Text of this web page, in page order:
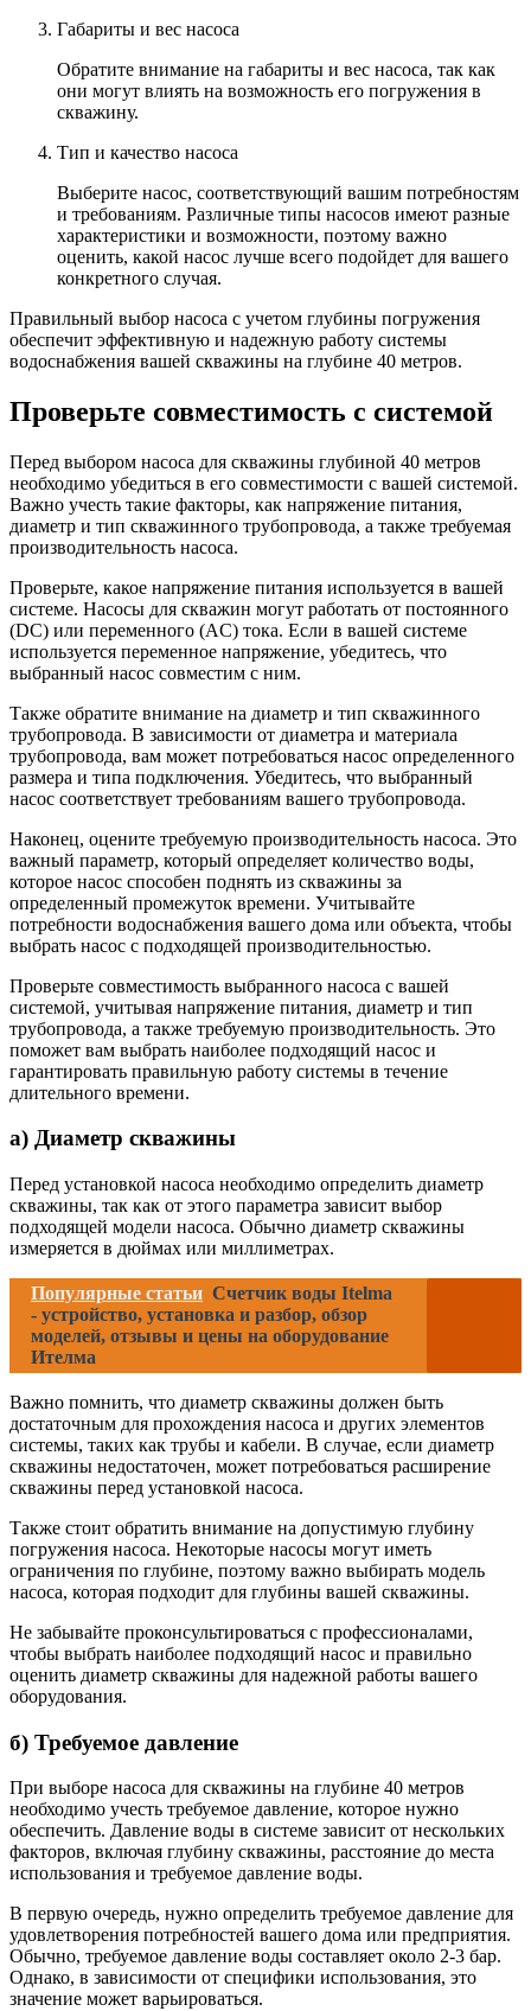
Габариты и вес насоса
Обратите внимание на габариты и вес насоса, так как
они могут влиять на возможность его погружения в
скважину.
Тип и качество насоса
Выберите насос, соответствующий вашим потребностям
и требованиям. Различные типы насосов имеют разные
характеристики и возможности, поэтому важно
оценить, какой насос лучше всего подойдет для вашего
конкретного случая.
Правильный выбор насоса с учетом глубины погружения
обеспечит эффективную и надежную работу системы
водоснабжения вашей скважины на глубине 40 метров.
Проверьте совместимость с системой
Перед выбором насоса для скважины глубиной 40 метров
необходимо убедиться в его совместимости с вашей системой.
Важно учесть такие факторы, как напряжение питания,
диаметр и тип скважинного трубопровода, а также требуемая
производительность насоса.
Проверьте, какое напряжение питания используется в вашей
системе. Насосы для скважин могут работать от постоянного
(DC) или переменного (AC) тока. Если в вашей системе
используется переменное напряжение, убедитесь, что
выбранный насос совместим с ним.
Также обратите внимание на диаметр и тип скважинного
трубопровода. В зависимости от диаметра и материала
трубопровода, вам может потребоваться насос определенного
размера и типа подключения. Убедитесь, что выбранный
насос соответствует требованиям вашего трубопровода.
Наконец, оцените требуемую производительность насоса. Это
важный параметр, который определяет количество воды,
которое насос способен поднять из скважины за
определенный промежуток времени. Учитывайте
потребности водоснабжения вашего дома или объекта, чтобы
выбрать насос с подходящей производительностью.
Проверьте совместимость выбранного насоса с вашей
системой, учитывая напряжение питания, диаметр и тип
трубопровода, а также требуемую производительность. Это
поможет вам выбрать наиболее подходящий насос и
гарантировать правильную работу системы в течение
длительного времени.
а) Диаметр скважины
Перед установкой насоса необходимо определить диаметр
скважины, так как от этого параметра зависит выбор
подходящей модели насоса. Обычно диаметр скважины
измеряется в дюймах или миллиметрах.
Популярные статьи Счетчик воды Itelma
- устройство, установка и разбор, обзор
моделей, отзывы и цены на оборудование
Ителма
Важно помнить, что диаметр скважины должен быть
достаточным для прохождения насоса и других элементов
системы, таких как трубы и кабели. В случае, если диаметр
скважины недостаточен, может потребоваться раcширение
скважины перед установкой насоса.
Также стоит обратить внимание на допустимую глубину
погружения насоса. Некоторые насосы могут иметь
ограничения по глубине, поэтому важно выбирать модель
насоса, которая подходит для глубины вашей скважины.
Не забывайте проконсультироваться с профессионалами,
чтобы выбрать наиболее подходящий насос и правильно
оценить диаметр скважины для надежной работы вашего
оборудования.
б) Требуемое давление
При выборе насоса для скважины на глубине 40 метров
необходимо учесть требуемое давление, которое нужно
обеспечить. Давление воды в системе зависит от нескольких
факторов, включая глубину скважины, расстояние до места
использования и требуемое давление воды.
В первую очередь, нужно определить требуемое давление для
удовлетворения потребностей вашего дома или предприятия.
Обычно, требуемое давление воды составляет около 2-3 бар.
Однако, в зависимости от специфики использования, это
значение может варьироваться.